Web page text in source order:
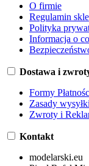
O firmie
Regulamin
Polityka
Informacja o
Dostawa i
Formy
Zasady
Zwroty i
Kontakt
modelarski.eu